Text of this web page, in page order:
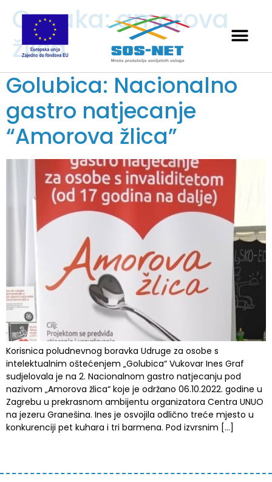
Oznaka:amorova
žlica
Golubica: Nacionalno
gastro natjecanje
“Amorova žlica”
Korisnica poludnevnog boravka Udruge za osobe s
intelektualnim oštećenjem „Golubica“ Vukovar Ines Graf
sudjelovala je na 2. Nacionalnom gastro natjecanju pod
nazivom „Amorova žlica“ koje je održano 06.10.2022. godine u
Zagrebu u prekrasnom ambijentu organizatora Centra UNUO
na jezeru Granešina. Ines je osvojila odlično treće mjesto u
konkurenciji pet kuhara i tri barmena. Pod izvrsnim […]